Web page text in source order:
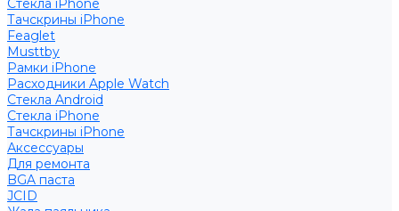
Стекла iPhone
Тачскрины iPhone
Feaglet
Musttby
Рамки iPhone
Расходники Apple Watch
Стекла Android
Стекла iPhone
Тачскрины iPhone
Аксессуары
Для ремонта
BGA паста
JCID